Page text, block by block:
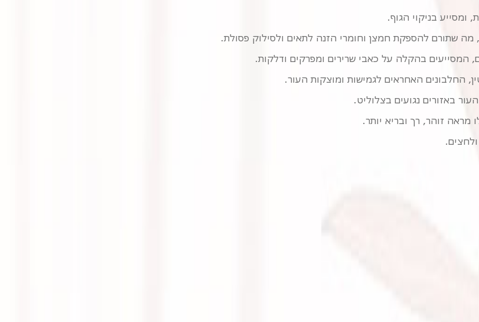
בניקוי הגוף.
מה שתורם להספקת חמצן וחומרי הזנה לתאים ולסילוק פסולת.
המסייעים בהקלה על כאבי שרירים ומפרקים ודלקות.
החלבונים האחראים לגמישות ומוצקות העור.
באזורים נגועים בצלוליט.
מראה זוהר, רך ובריא יותר.